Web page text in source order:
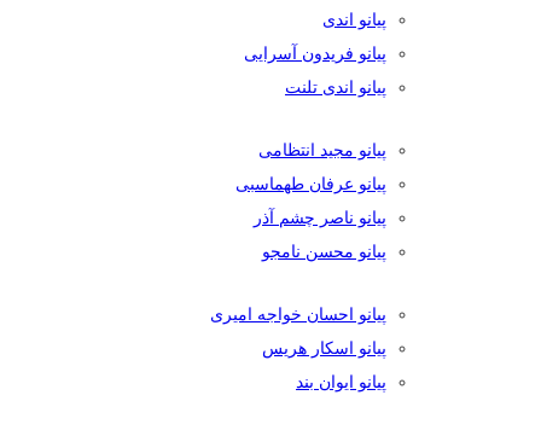
پیانو اندی
پیانو فریدون آسرایی
پیانو اندی تلنت
پیانو مجید انتظامی
پیانو عرفان طهماسبی
پیانو ناصر چشم آذر
پیانو محسن نامجو
پیانو احسان خواجه امیری
پیانو اسکار هریس
پیانو ایوان بند